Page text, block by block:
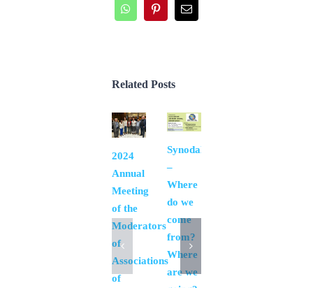
WhatsAppPinterestEmail
Related Posts
2024
Annual
Meeting
of the
Moderators
of
Associations
of
Synodality
–
Where
do we
come
from?
Where
are we